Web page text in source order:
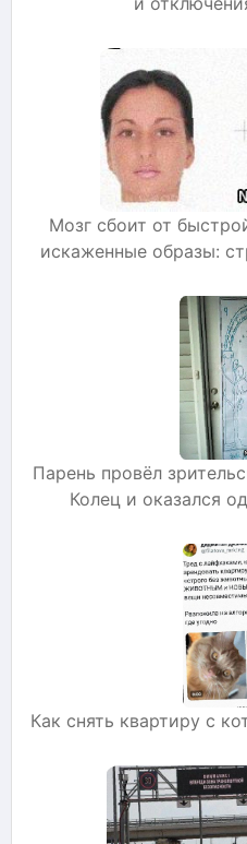
Мозг сбоит от
искаженные образы:
Парень провёл
Колец и оказался
Как снять квартиру с